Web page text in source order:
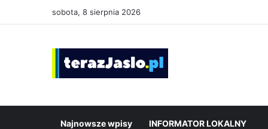
sobota, 8 sierpnia 2026
Najnowsze wpisy INFORMATOR LOKALNY